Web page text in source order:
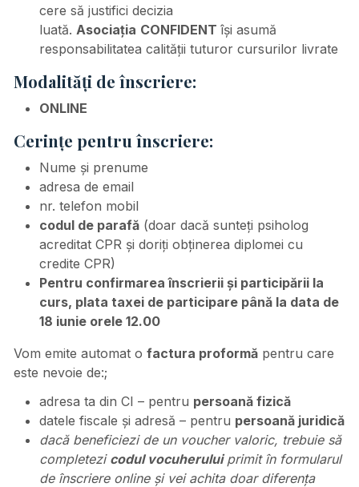
cere să justifici decizia
luată. Asociația CONFIDENT își asumă
responsabilitatea calității tuturor cursurilor livrate
Modalități de înscriere:
ONLINE
Cerințe pentru înscriere:
Nume și prenume
adresa de email
nr. telefon mobil
codul de parafă (doar dacă sunteți psiholog
acreditat CPR și doriți obținerea diplomei cu
credite CPR)
Pentru confirmarea înscrierii şi participării la
curs, plata taxei de participare până la data de
18 iunie orele 12.00
Vom emite automat o factura proformă pentru care
este nevoie de:;
adresa ta din CI – pentru persoană fizică
datele fiscale și adresă – pentru persoană juridică
dacă beneficiezi de un voucher valoric, trebuie să
completezi codul vocuheruluiprimit în formularul
de înscriere online și vei achita doar diferența